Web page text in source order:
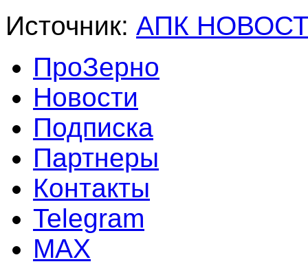
Источник: АПК
ПроЗерно
Новости
Подписка
Партнеры
Контакты
Telegram
MAX